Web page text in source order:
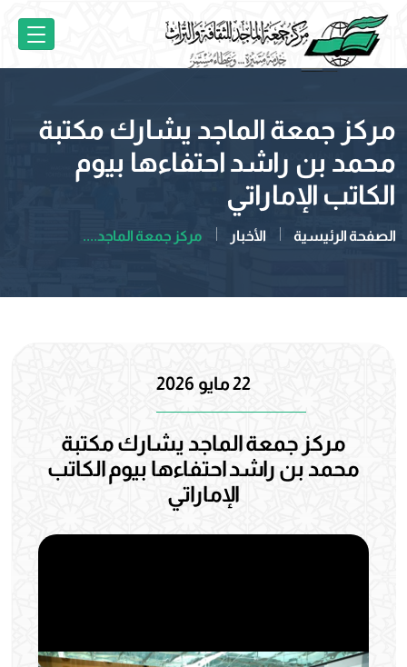
مركز جمعة الماجد يشارك مكتبة
محمد بن راشد احتفاءها بيوم
الكاتب الإماراتي
الصفحة الرئيسية الأخبار مركز جمعة الماجد....
22 مايو 2026
مركز جمعة الماجد يشارك مكتبة
محمد بن راشد احتفاءها بيوم الكاتب
الإماراتي